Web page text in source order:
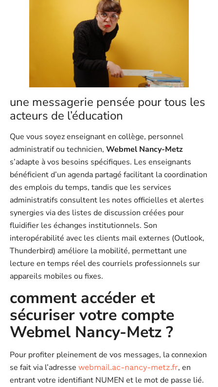
une messagerie pensée pour tous les
acteurs de l’éducation
Que vous soyez enseignant en collège, personnel
administratif ou technicien, Webmel Nancy-Metz
s’adapte à vos besoins spécifiques. Les enseignants
bénéficient d’un agenda partagé facilitant la coordination
des emplois du temps, tandis que les services
administratifs consultent les notes officielles et alertes
synergies via des listes de discussion créées pour
fluidifier les échanges institutionnels. Son
interopérabilité avec les clients mail externes (Outlook,
Thunderbird) améliore la mobilité, permettant une
lecture en temps réel des courriels professionnels sur
appareils mobiles ou fixes.
comment accéder et
sécuriser votre compte
Webmel Nancy-Metz ?
Pour profiter pleinement de vos messages, la connexion
se fait via l’adresse webmail.ac-nancy-metz.fr, en
entrant votre identifiant NUMEN et le mot de passe lié.